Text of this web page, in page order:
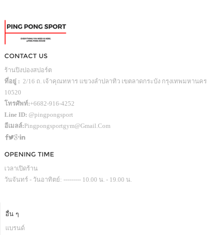
CONTACT US
ร้านปิงปองสปอร์ต
ที่อยู่ : 2/16 ถ. เจ้าคุณทหาร แขวงลำปลาทิว เขตลาดกระบัง กรุงเทพมหานคร
10520
โทรศัพท์:+6682-916-4252
Line ID: @pingpongsport
อีเมลล์:Pingpongsportgym@gmail.com
OPENING TIME
เวลาเปิดร้าน
วันจันทร์ - วันอาทิตย์: --------- 10.00 น. - 19.00 น.
อื่น ๆ
แบรนด์